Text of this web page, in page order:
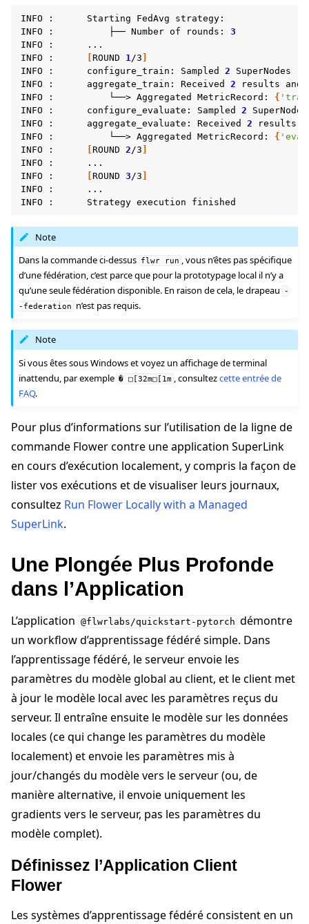
INFO : Starting FedAvg
strategy:
INFO
: ├── Number of rounds:
3
INFO
:
...
INFO
: ROUND 1/3
INFO
: configure_train: Sampled 2 SuperNodes
INFO
: aggregate_train: Received 2 results and
INFO
: └──> Aggregated MetricRecord: {
INFO
: configure_evaluate: Sampled 2
SuperNodes
INFO
: aggregate_evaluate: Received 2 results
INFO
: └──> Aggregated MetricRecord: {
INFO
: ROUND 2/3
INFO
:
...
INFO
: ROUND 3/3
INFO
:
...
INFO
: Strategy execution
Note
Dans la commande ci-dessus flwr run , vous n’êtes pas spécifique
d’une fédération, c’est parce que pour la prototypage local il n’y a
qu’une seule fédération disponible. En raison de cela, le drapeau
-
-federation
n’est pas requis.
Note
Si vous êtes sous Windows et voyez un affichage de terminal
inattendu, par exemple � □[32m□[1m , consultezcette entrée de
FAQ.
Pour plus d’informations sur l’utilisation de la ligne de
commande Flower contre une application SuperLink
en cours d’exécution localement, y compris la façon de
lister vos exécutions et de visualiser leurs journaux,
consultez Run Flower Locally with a Managed
SuperLink.
Une Plongée Plus Profonde
dans l’Application
L’application @flwrlabs/quickstart-pytorch démontre
un workflow d’apprentissage fédéré simple. Dans
l’apprentissage fédéré, le serveur envoie les
paramètres du modèle global au client, et le client met
à jour le modèle local avec les paramètres reçus du
serveur. Il entraîne ensuite le modèle sur les données
locales (ce qui change les paramètres du modèle
localement) et envoie les paramètres mis à
jour/changés du modèle vers le serveur (ou, de
manière alternative, il envoie uniquement les
gradients vers le serveur, pas les paramètres du
modèle complet).
Définissez l’Application Client
Flower
Les systèmes d’apprentissage fédéré consistent en un